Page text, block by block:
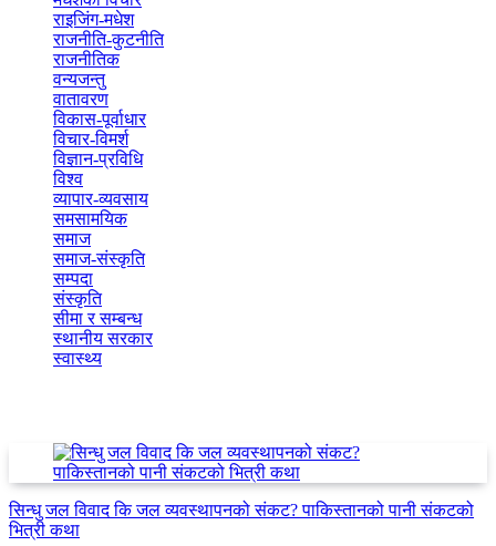
राइजिंग-मधेश(6)
राजनीति-कुटनीति(132)
राजनीतिक(8)
वन्यजन्तु(2)
वातावरण
विकास-पूर्वाधार(3)
विचार-विमर्श(10)
विज्ञान-प्रविधि(1)
विश्व
व्यापार-व्यवसाय
समसामयिक(1)
समाज(14)
समाज-संस्कृति(2)
सम्पदा
संस्कृति(3)
सीमा र सम्बन्ध(3)
स्थानीय सरकार(1)
स्वास्थ्य
सिन्धु जल विवाद कि जल व्यवस्थापनको संकट? पाकिस्तानको पानी संकटको
भित्री कथा